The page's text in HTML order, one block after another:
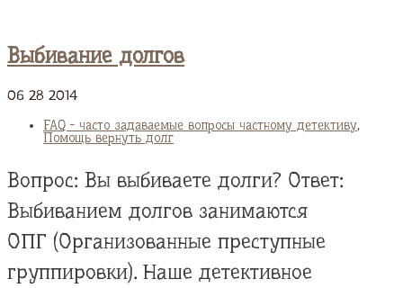
Выбивание долгов
06 28 2014
FAQ - часто задаваемые вопросы частному детективу,
Помощь вернуть долг
Вопрос: Вы выбиваете долги? Ответ:
Выбиванием долгов занимаются
ОПГ (Организованные преступные
группировки). Наше детективное